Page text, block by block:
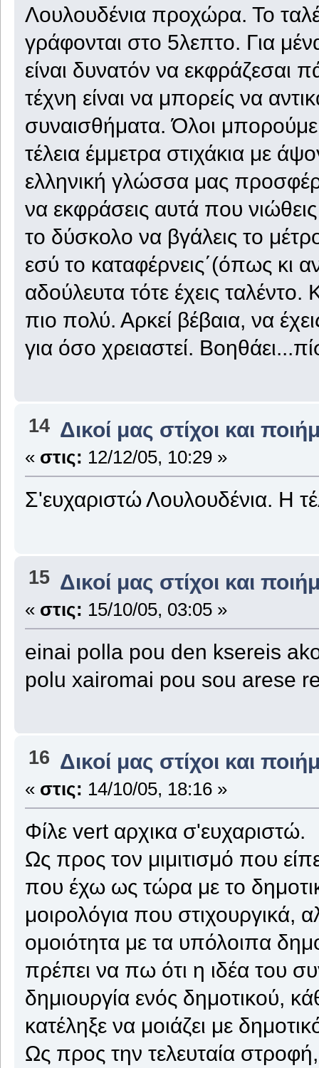
Λουλουδένια προχώρα. Το
γράφονται στο 5λεπτο. Για
είναι δυνατόν να εκφράζεσαι
τέχνη είναι να μπορείς να
συναισθήματα. Όλοι
τέλεια έμμετρα στιχάκια με
ελληνική γλώσσα μας
να εκφράσεις αυτά που νιώθεις
το δύσκολο να βγάλεις το
εσύ το καταφέρνεις΄(όπως κι
αδούλευτα τότε έχεις
πιο πολύ. Αρκεί βέβαια, να
για όσο χρειαστεί.
14 Δικοί μας στίχοι και
« στις: 12/12/05, 10:29 »
Σ'ευχαριστώ Λουλουδένια. Η
15 Δικοί μας στίχοι και
« στις: 15/10/05, 03:05 »
einai polla pou den ksereis
polu xairomai pou sou arese
16 Δικοί μας στίχοι και
« στις: 14/10/05, 18:16 »
Φίλε vert αρχικα σ'ευχαριστώ.
Ως προς τον μιμιτισμό που
που έχω ως τώρα με το
μοιρολόγια που στιχουργικά,
ομοιότητα με τα υπόλοιπα
πρέπει να πω ότι η ιδέα του
δημιουργία ενός δημοτικού,
κατέληξε να μοιάζει με
Ως προς την τελευταία